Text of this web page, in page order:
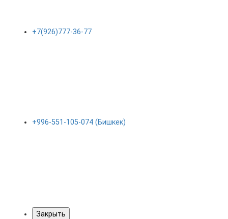
+7(926)777-36-77
+996-551-105-074 (Бишкек)
Закрыть